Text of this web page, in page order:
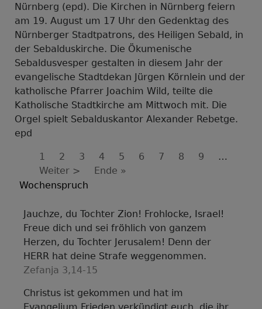
Nürnberg (epd). Die Kirchen in Nürnberg feiern
am 19. August um 17 Uhr den Gedenktag des
Nürnberger Stadtpatrons, des Heiligen Sebald, in
der Sebalduskirche. Die Ökumenische
Sebaldusvesper gestalten in diesem Jahr der
evangelische Stadtdekan Jürgen Körnlein und der
katholische Pfarrer Joachim Wild, teilte die
Katholische Stadtkirche am Mittwoch mit. Die
Orgel spielt Sebalduskantor Alexander Rebetge.
epd
Seitennummerierung
Aktuelle
Seite
1 Seite
2 Seite
3 Seite
4 Seite
5 Seite
6 Seite
7 Seite
8 Seite
9
…
Nächste
Seite
Weiter >
Last
Ende »
Wochenspruch
Jauchze, du Tochter Zion! Frohlocke, Israel!
Freue dich und sei fröhlich von ganzem
Herzen, du Tochter Jerusalem! Denn der
HERR hat deine Strafe weggenommen.
Zefanja 3,14-15
Christus ist gekommen und hat im